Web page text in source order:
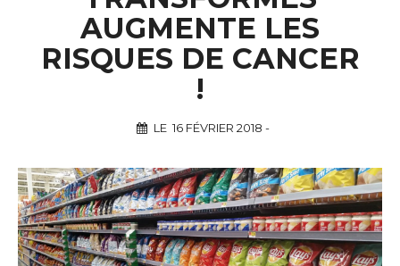
AUGMENTE LES
RISQUES DE CANCER
!
LE 16 FÉVRIER 2018 -